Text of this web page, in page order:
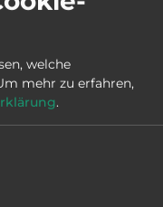
33
welche
mehr zu erfahren,
.